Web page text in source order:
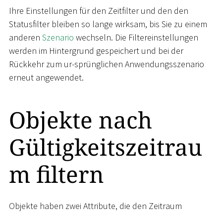
Ihre Einstellungen für den Zeitfilter und den den
Statusfilter bleiben so lange wirksam, bis Sie zu einem
anderen Szenario wechseln. Die Filtereinstellungen
werden im Hintergrund gespeichert und bei der
Rückkehr zum ur-sprünglichen Anwendungsszenario
erneut angewendet.
Objekte nach
Gültigkeitszeitrau
m filtern
Objekte haben zwei Attribute, die den Zeitraum